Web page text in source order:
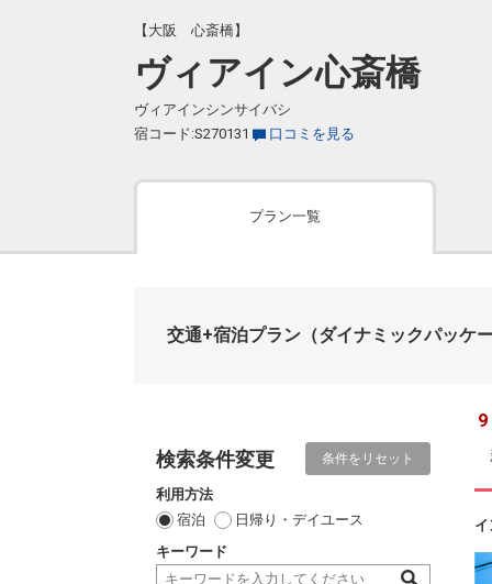
【大阪 心斎橋】
ヴィアイン心斎橋
ヴィアインシンサイバシ
宿コード:S270131
口コミを見る
プラン一覧
交通+宿泊プラン （ダイナミックパッケ
検索条件変更 条件をリセット
利用方法
宿泊
日帰り・デイユース
キーワード
9